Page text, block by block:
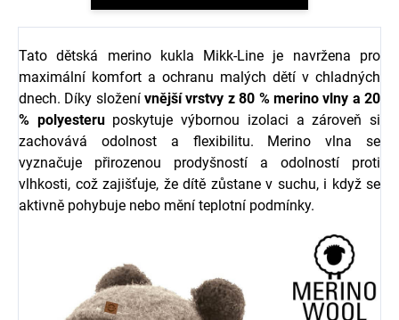
Tato dětská merino kukla Mikk-Line je navržena pro
maximální komfort a ochranu malých dětí v chladných
dnech. Díky složenívnější vrstvy z 80 % merino vlny a 20
% polyesteruposkytuje výbornou izolaci a zároveň si
zachovává odolnost a flexibilitu. Merino vlna se
vyznačuje přirozenou prodyšností a odolností proti
vlhkosti, což zajišťuje, že dítě zůstane v suchu, i když se
aktivně pohybuje nebo mění teplotní podmínky.